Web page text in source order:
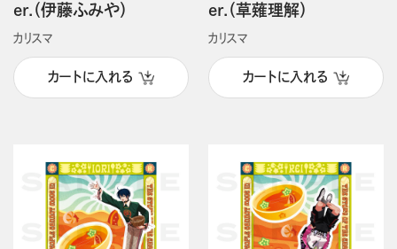
er.（伊藤ふみや）
カリスマ
カートに入れる
er.（草薙理解）
カリスマ
カートに入れる